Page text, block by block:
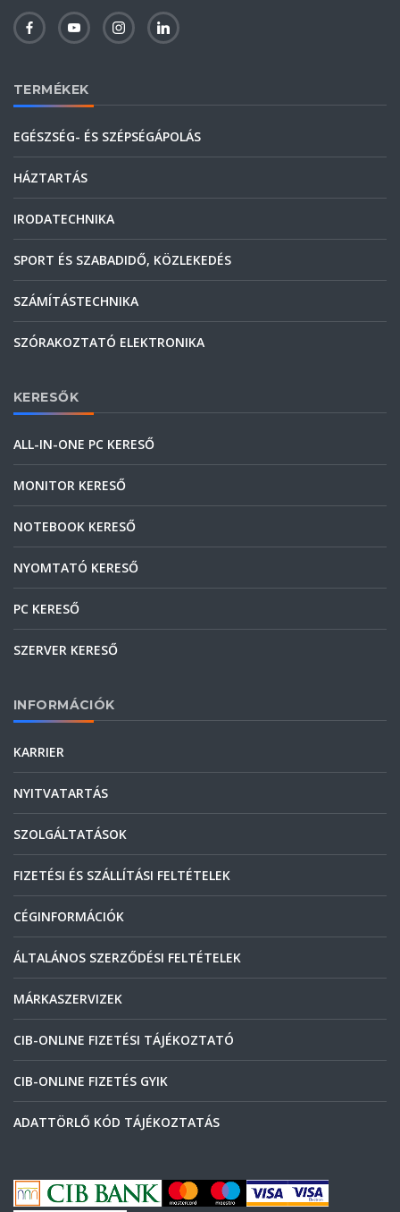
TERMÉKEK
EGÉSZSÉG- ÉS SZÉPSÉGÁPOLÁS
HÁZTARTÁS
IRODATECHNIKA
SPORT ÉS SZABADIDŐ, KÖZLEKEDÉS
SZÁMÍTÁSTECHNIKA
SZÓRAKOZTATÓ ELEKTRONIKA
KERESŐK
ALL-IN-ONE PC KERESŐ
MONITOR KERESŐ
NOTEBOOK KERESŐ
NYOMTATÓ KERESŐ
PC KERESŐ
SZERVER KERESŐ
INFORMÁCIÓK
KARRIER
NYITVATARTÁS
SZOLGÁLTATÁSOK
FIZETÉSI ÉS SZÁLLÍTÁSI FELTÉTELEK
CÉGINFORMÁCIÓK
ÁLTALÁNOS SZERZŐDÉSI FELTÉTELEK
MÁRKASZERVIZEK
CIB-ONLINE FIZETÉSI TÁJÉKOZTATÓ
CIB-ONLINE FIZETÉS GYIK
ADATTÖRLŐ KÓD TÁJÉKOZTATÁS